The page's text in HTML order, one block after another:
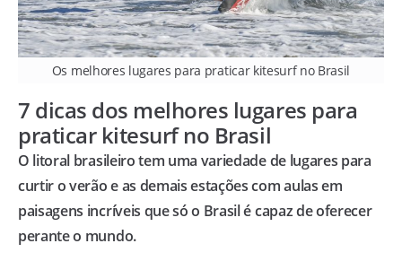
Os melhores lugares para praticar kitesurf no Brasil
7 dicas dos melhores lugares para
praticar kitesurf no Brasil
O litoral brasileiro tem uma variedade de lugares para
curtir o verão e as demais estações com aulas em
paisagens incríveis que só o Brasil é capaz de oferecer
perante o mundo.